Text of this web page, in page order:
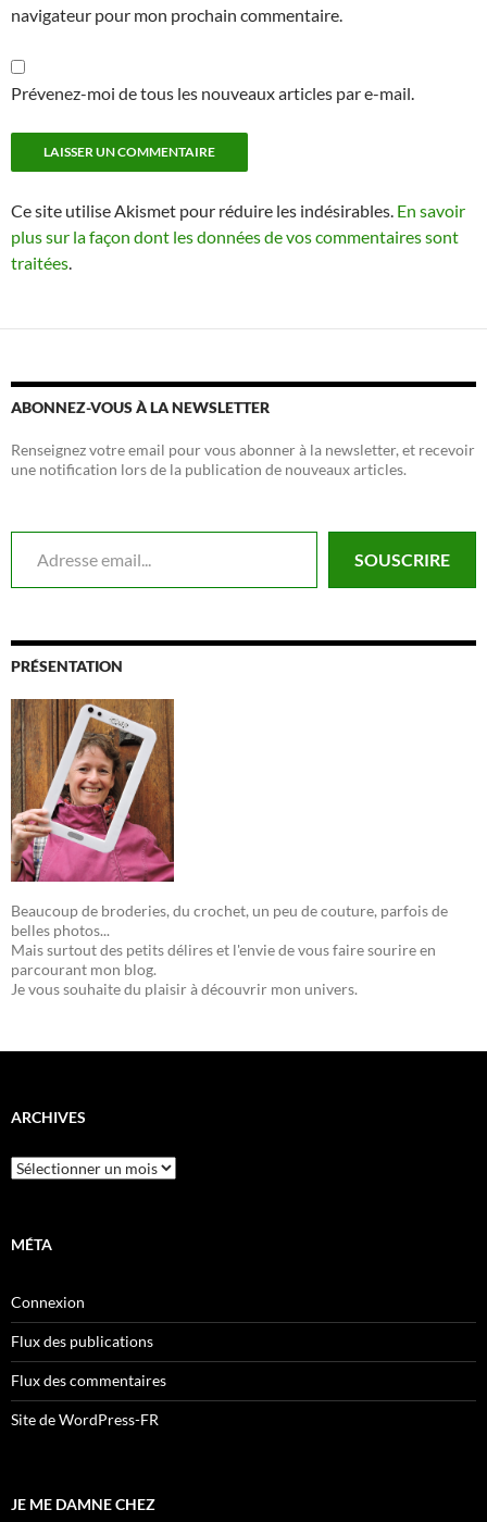
navigateur pour mon prochain commentaire.
Prévenez-moi de tous les nouveaux articles par e-mail.
Ce site utilise Akismet pour réduire les indésirables. En savoir
plus sur la façon dont les données de vos commentaires sont
traitées.
ABONNEZ-VOUS À LA NEWSLETTER
Renseignez votre email pour vous abonner à la newsletter, et recevoir
une notification lors de la publication de nouveaux articles.
Adresse email...
SOUSCRIRE
PRÉSENTATION
Beaucoup de broderies, du crochet, un peu de couture, parfois de
belles photos...
Mais surtout des petits délires et l'envie de vous faire sourire en
parcourant mon blog.
Je vous souhaite du plaisir à découvrir mon univers.
ARCHIVES
Archives
MÉTA
Connexion
Flux des publications
Flux des commentaires
Site de WordPress-FR
JE ME DAMNE CHEZ